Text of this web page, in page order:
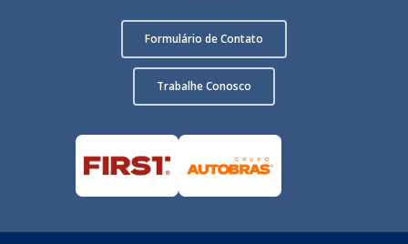
Formulário de Contato
Trabalhe Conosco